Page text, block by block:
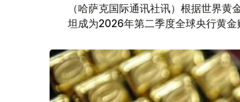
（哈萨克国际通讯社讯）根据世界
坦成为2026年第二季度全球央行黄金